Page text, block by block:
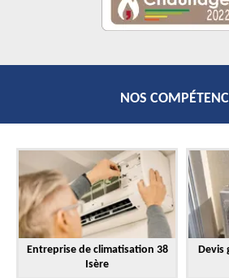
NOS
Entreprise de climatisation 38
Isère
Devis